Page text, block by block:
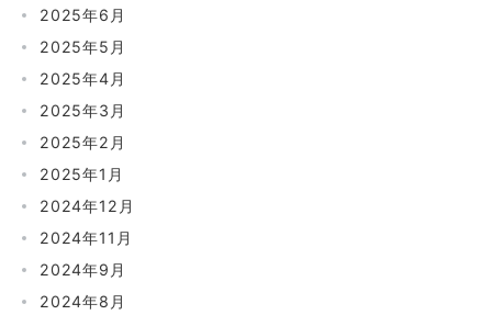
2025年6月
2025年5月
2025年4月
2025年3月
2025年2月
2025年1月
2024年12月
2024年11月
2024年9月
2024年8月